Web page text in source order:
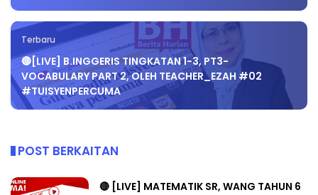
Terbaru
🔴[LIVE] B.INGGERIS TINGKATAN 1-3, PT3-
VOCABULARY PART 2, OLEH TEACHER_EZAH #02
#TUISYENPERCUMA
POST BERKAITAN
🔴 [LIVE] MATEMATIK SR, WANG TAHUN 6